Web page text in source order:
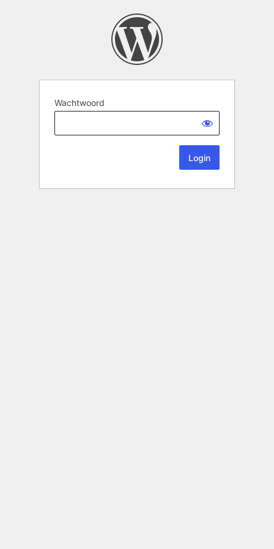
Wachtwoord